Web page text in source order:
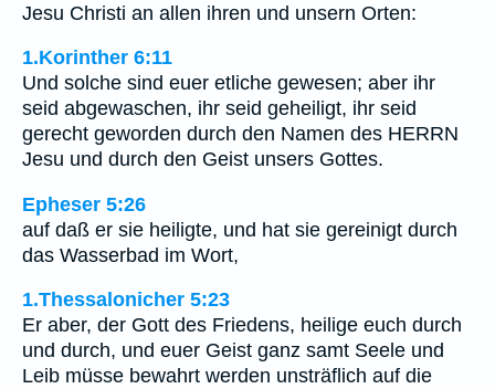
Jesu Christi an allen ihren und unsern Orten:
1.Korinther 6:11
Und solche sind euer etliche gewesen; aber ihr
seid abgewaschen, ihr seid geheiligt, ihr seid
gerecht geworden durch den Namen des HERRN
Jesu und durch den Geist unsers Gottes.
Epheser 5:26
auf daß er sie heiligte, und hat sie gereinigt durch
das Wasserbad im Wort,
1.Thessalonicher 5:23
Er aber, der Gott des Friedens, heilige euch durch
und durch, und euer Geist ganz samt Seele und
Leib müsse bewahrt werden unsträflich auf die